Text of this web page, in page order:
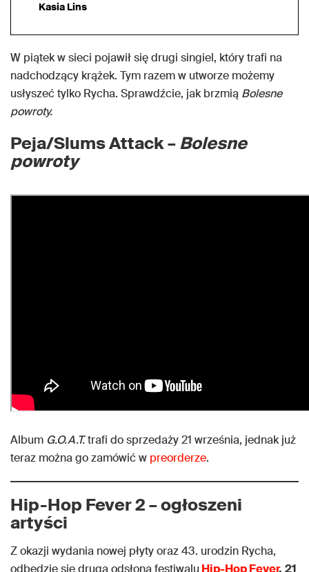
Kasia Lins
W piątek w sieci pojawił się drugi singiel, który trafi na
nadchodzący krążek. Tym razem w utworze możemy
usłyszeć tylko Rycha. Sprawdźcie, jak brzmią Bolesne
powroty.
Peja/Slums Attack –Bolesne
powroty
Album G.O.A.T.trafi do sprzedaży 21 września, jednak już
teraz można go zamówić w preorderze.
Hip-Hop Fever 2 – ogłoszeni
artyści
Z okazji wydania nowej płyty oraz 43. urodzin Rycha,
odbędzie się druga odsłona festiwalu Hip-Hop Fever. 21